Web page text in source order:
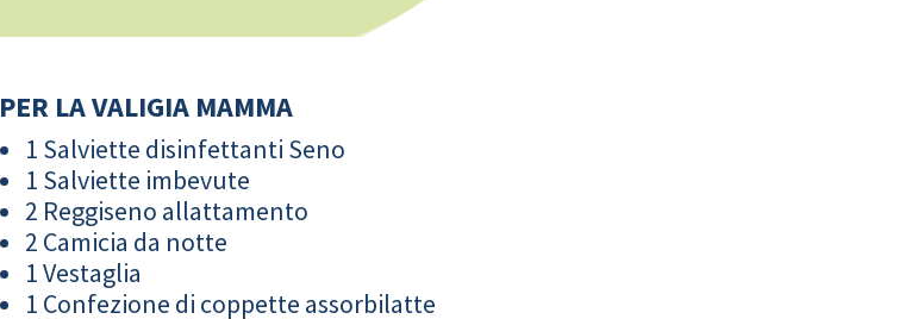
PER LA VALIGIA MAMMA
1 Salviette disinfettanti Seno
1 Salviette imbevute
2 Reggiseno allattamento
2 Camicia da notte
1 Vestaglia
1 Confezione di coppette assorbilatte